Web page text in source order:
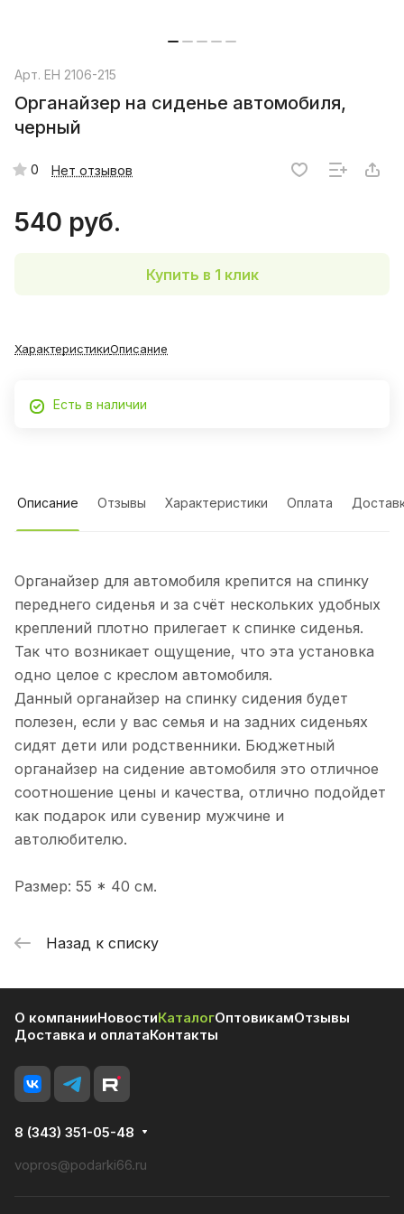
Арт. EH 2106-215
Органайзер на сиденье автомобиля,
черный
0 Нет отзывов
540 руб.
Купить в 1 клик
ХарактеристикиОписание
Есть в наличии
Описание Отзывы Характеристики Оплата
Органайзер для автомобиля крепится на спинку
переднего сиденья и за счёт нескольких удобных
креплений плотно прилегает к спинке сиденья.
Так что возникает ощущение, что эта установка
одно целое с креслом автомобиля.
Данный органайзер на спинку сидения будет
полезен, если у вас семья и на задних сиденьях
сидят дети или родственники. Бюджетный
органайзер на сидение автомобиля это отличное
соотношение цены и качества, отлично подойдет
как подарок или сувенир мужчине и
автолюбителю.
Размер: 55 * 40 см.
Назад к списку
О компанииНовостиКаталогОптовикамОтзывы
Доставка и оплатаКонтакты
8 (343) 351-05-48
vopros@podarki66.ru